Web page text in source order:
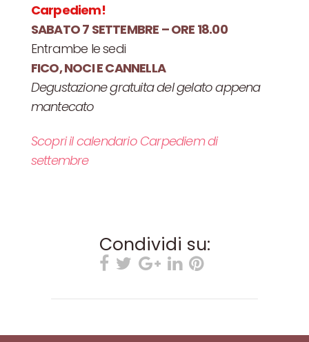
Carpediem!
SABATO 7 SETTEMBRE – ORE 18.00
Entrambe le sedi
FICO, NOCI E CANNELLA
Degustazione gratuita del gelato appena
mantecato
Scopri il calendario Carpediem di
settembre
Condividi su: